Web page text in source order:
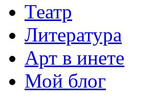
Театр
Литература
Арт в инете
Мой блог